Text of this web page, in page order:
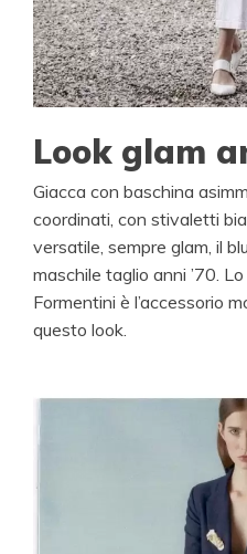
Look glam
Giacca con baschina
coordinati, con stivaletti
versatile, sempre glam, il
maschile taglio anni ’70.
Formentini è l’accessorio
questo look.